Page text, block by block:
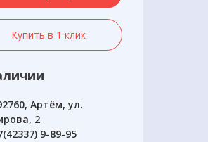
Купить в 1 клик
Артём, ул.
2
9-89-95